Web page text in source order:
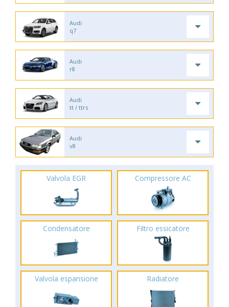
Audi
q7
Audi
r8
Audi
tt / ttrs
Audi
v8
Valvola EGR Compressore AC
Condensatore Filtro essicatore
Valvola espansione Radiatore